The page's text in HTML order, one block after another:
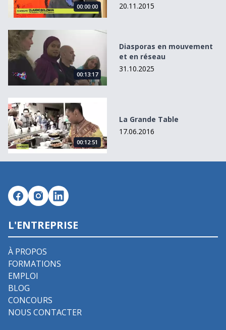
00:00:00
20.11.2015
Diasporas en mouvement et en réseau
00:13:17
Diasporas en mouvement
et en réseau
31.10.2025
La Grande Table
00:12:51
La Grande Table
17.06.2016
L'ENTREPRISE
À PROPOS
FORMATIONS
EMPLOI
BLOG
CONCOURS
NOUS CONTACTER